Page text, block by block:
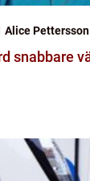
Alice Pettersson